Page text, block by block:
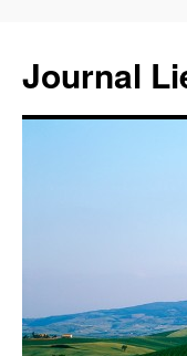
Journal